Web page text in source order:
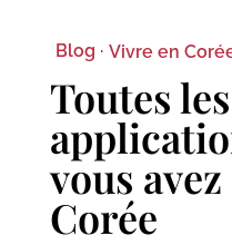
Blog · Vivre en
Toutes les
vous
Corée